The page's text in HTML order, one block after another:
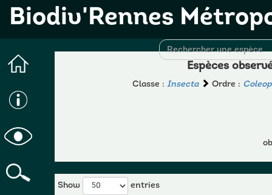
Biodiv'Rennes
Espèces
Classe : Insecta Ordre :
Show entries